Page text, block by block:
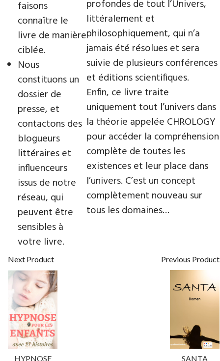
profondes de tout l’Univers,
littéralement et
philosophiquement, qui n’a
jamais été résolues et sera
suivie de plusieurs conférences
et éditions scientifiques.
Enfin, ce livre traite
uniquement tout l’univers dans
la théorie appelée CHROLOGY
pour accéder la compréhension
complète de toutes les
existences et leur place dans
l’univers. C’est un concept
complètement nouveau sur
tous les domaines…
Next Product
HYPNOSE
Previous Product
SANTA
faisons
connaître le
livre de manière
ciblée.
Nous
constituons un
dossier de
presse, et
contactons des
blogueurs
littéraires et
influenceurs
issus de notre
réseau, qui
peuvent être
sensibles à
votre livre.